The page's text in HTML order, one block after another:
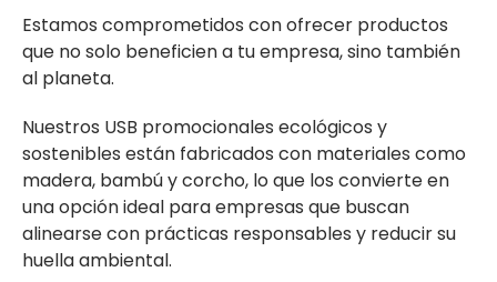
Estamos comprometidos con ofrecer productos
que no solo beneficien a tu empresa, sino también
al planeta.
Nuestros USB promocionales ecológicos y
sostenibles están fabricados con materiales como
madera, bambú y corcho, lo que los convierte en
una opción ideal para empresas que buscan
alinearse con prácticas responsables y reducir su
huella ambiental.